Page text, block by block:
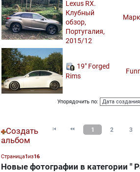
Lexus RX.
Клубный
обзор,
Португалия,
2015/12
19" Forged
Rims
Упорядочить по:
Создать
альбом
  1 2 3
Страница1из16
Новые фотографии в категории "